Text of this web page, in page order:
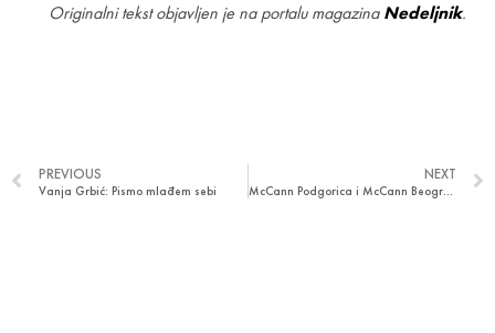
Originalni tekst objavljen je na portalu magazinaNedeljnik.
PREVIOUS
Vanja Grbić: Pismo mlađem sebi
NEXT
McCann Podgorica i McCann Beograd osvojile Golden Drum Adriatic